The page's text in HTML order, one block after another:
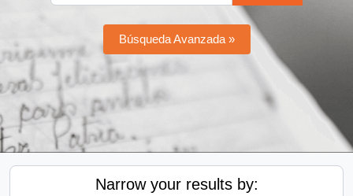
Búsqueda Avanzada »
Narrow your results by: